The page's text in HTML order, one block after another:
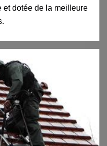
et dotée de la meilleure